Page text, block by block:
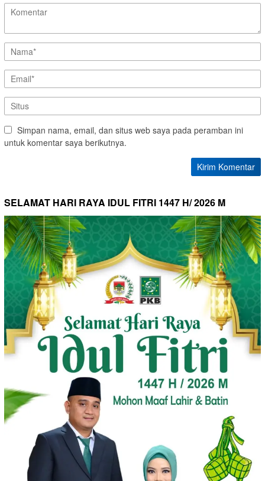
Simpan nama, email, dan situs web saya pada peramban ini
untuk komentar saya berikutnya.
SELAMAT HARI RAYA IDUL FITRI 1447 H/ 2026 M